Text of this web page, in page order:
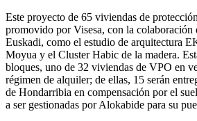
Este proyecto de 65 viviendas de
promovido por Visesa, con la colaboración
Euskadi, como el estudio de arquitectura
Moyua y el Cluster Habic de la madera.
bloques, uno de 32 viviendas de VPO en
régimen de alquiler; de ellas, 15 serán
de Hondarribia en compensación por el
a ser gestionadas por Alokabide para su